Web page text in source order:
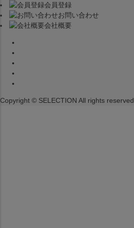
会員登録
お問い合わせ
会社概要
Copyright © SELECTION All rights reserved.